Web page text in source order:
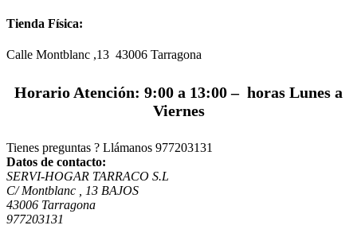
Tienda Física:
Calle Montblanc ,13 43006 Tarragona
Horario Atención: 9:00 a 13:00 – horas Lunes a
Viernes
Tienes preguntas ? Llámanos 977203131
Datos de contacto:
SERVI-HOGAR TARRACO S.L
C/ Montblanc , 13 BAJOS
43006 Tarragona
977203131